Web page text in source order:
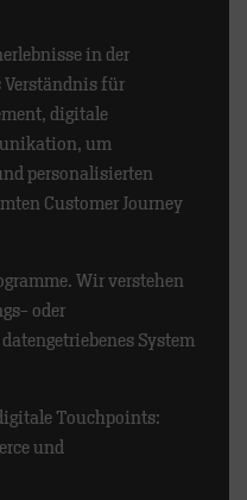
in der
Verständnis für
digitale
um
personalisierten
Customer Journey
Wir verstehen
oder
System
Touchpoints:
und